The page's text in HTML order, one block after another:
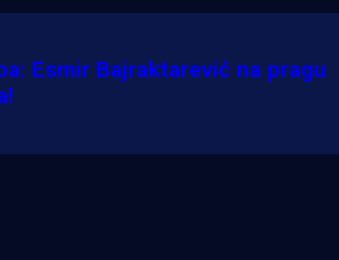
Esmir Bajraktarević na pragu